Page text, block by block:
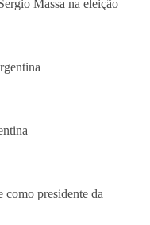
Massa na eleição